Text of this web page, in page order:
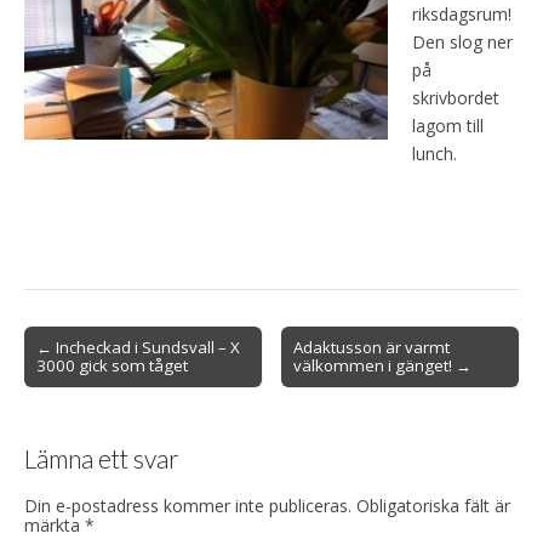
riksdagsrum!
Den slog ner
på
skrivbordet
lagom till
lunch.
Post
navigation
← Incheckad i Sundsvall – X
3000 gick som tåget
Adaktusson är varmt
välkommen i gänget! →
Lämna ett svar
Din e-postadress kommer inte publiceras. Obligatoriska fält är
märkta *